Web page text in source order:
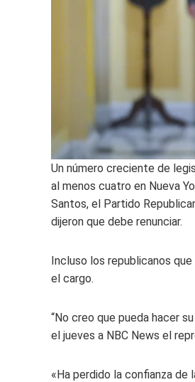
Un número creciente de
al menos cuatro en Nueva
Santos, el Partido
dijeron que debe renunciar.
Incluso los republicanos
el cargo.
“No creo que pueda hacer
el jueves a NBC News el
«Ha perdido la confianza de